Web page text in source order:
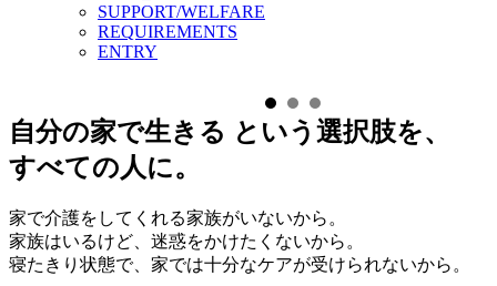
SUPPORT/WELFARE
REQUIREMENTS
ENTRY
自分の家で生きる という選択肢を、
すべての人に。
家で介護をしてくれる家族がいないから。
家族はいるけど、迷惑をかけたくないから。
寝たきり状態で、家では十分なケアが受けられないから。